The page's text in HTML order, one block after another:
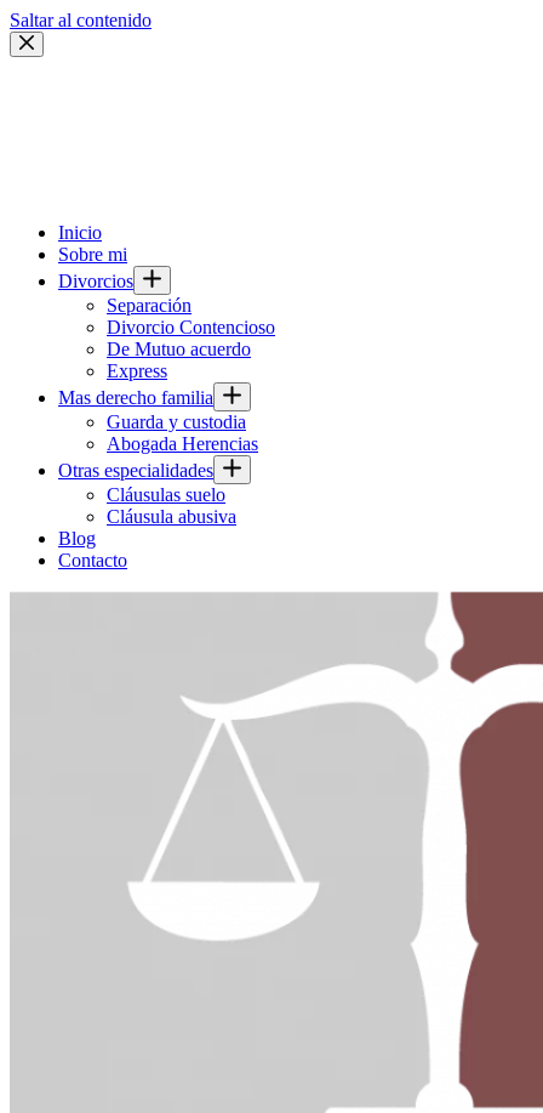
Saltar al contenido
Inicio
Sobre mi
Divorcios
Separación
Divorcio Contencioso
De Mutuo acuerdo
Express
Mas derecho familia
Guarda y custodia
Abogada Herencias
Otras especialidades
Cláusulas suelo
Cláusula abusiva
Blog
Contacto